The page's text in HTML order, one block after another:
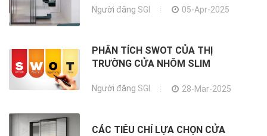
Người đăng SGI 05-Apr-2025
PHÂN TÍCH SWOT CỦA THỊ
TRƯỜNG CỬA NHÔM SLIM
Người đăng SGI 28-Mar-2025
CÁC TIÊU CHÍ LỰA CHỌN CỬA